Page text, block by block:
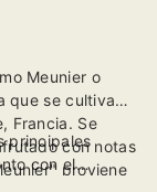
Meunier o
que se cultiva
Francia. Se
con notas
proviene
principales
con el
capacidad